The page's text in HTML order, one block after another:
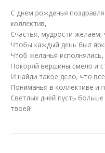
С днем рожденья
коллектив,
Счастья, мудрости
Чтобы каждый день был
Чтоб желанья
Покоряй вершины смело и
И найди такое дело, что
Пониманья в коллективе и
Светлых дней пусть
твоей!